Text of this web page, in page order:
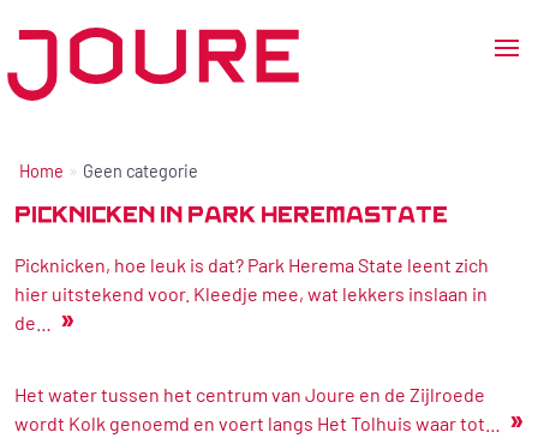
Ga
inhoud
Home Geen categorie
PICKNICKEN IN PARK HEREMASTATE
Picknicken, hoe leuk is dat? Park Herema State leent zich
hier uitstekend voor. Kleedje mee, wat lekkers inslaan in
de…
»
Het water tussen het centrum van Joure en de Zijlroede
wordt Kolk genoemd en voert langs Het Tolhuis waar tot…
»